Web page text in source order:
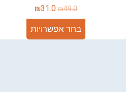
₪49.0
₪31.0
בחר אפשרויות